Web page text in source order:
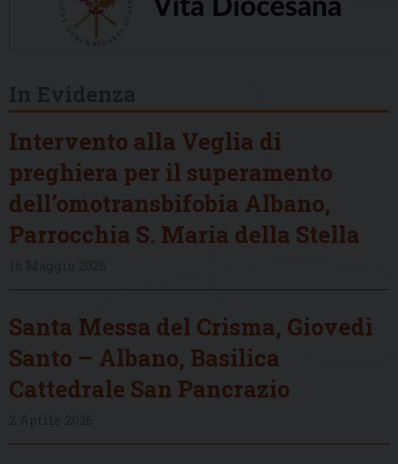
Intervento alla Veglia di
preghiera per il superamento
dell’omotransbifobia Albano,
Parrocchia S. Maria della Stella
Santa Messa del Crisma, Giovedì
Santo – Albano, Basilica
Cattedrale San Pancrazio